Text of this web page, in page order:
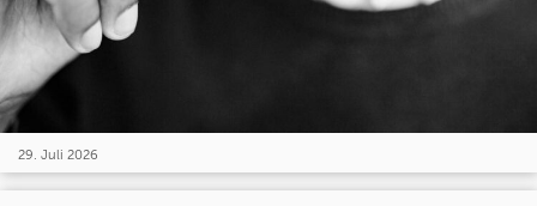
29. Juli 2026